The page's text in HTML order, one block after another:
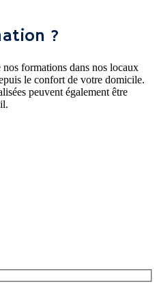
?
formations dans nos locaux
le confort de votre domicile.
peuvent également être